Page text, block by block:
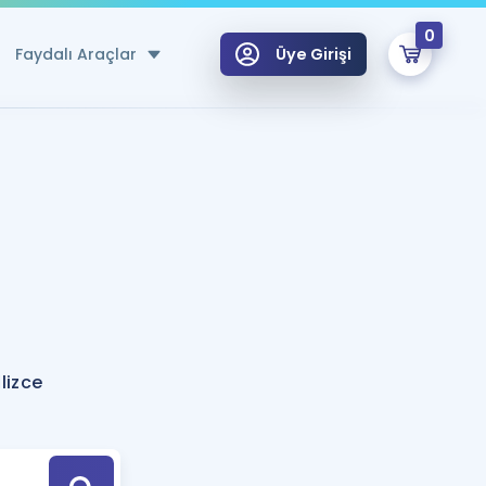
Faydalı Araçlar
Hesaplama Aracı
için Öneriler
Tek Takvimde
Üye Girişi
0